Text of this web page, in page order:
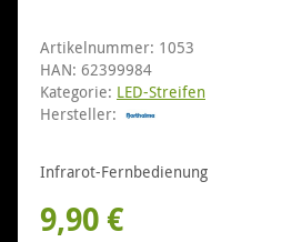
Artikelnummer: 1053
HAN: 62399984
Kategorie: LED-Streifen
Hersteller:
Infrarot-Fernbedienung
9,90 €